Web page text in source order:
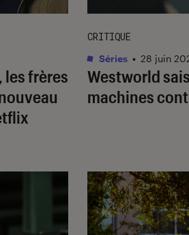
, les frères
Westworld
machines
CRITIQUE
Séries • 28 juin